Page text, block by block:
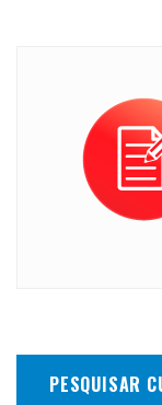
PESQUISAR